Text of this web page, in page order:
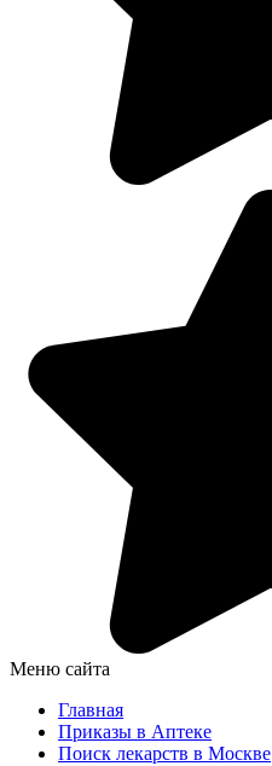
Меню сайта
Главная
Приказы в Аптеке
Поиск лекарств в Москве